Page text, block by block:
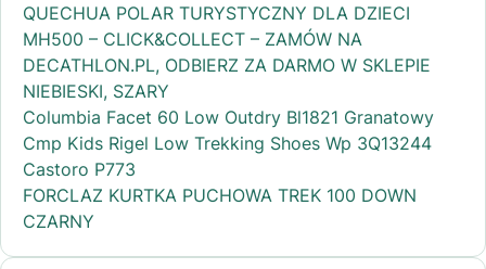
QUECHUA POLAR TURYSTYCZNY DLA DZIECI
MH500 – CLICK&COLLECT – ZAMÓW NA
DECATHLON.PL, ODBIERZ ZA DARMO W SKLEPIE
NIEBIESKI, SZARY
Columbia Facet 60 Low Outdry Bl1821 Granatowy
Cmp Kids Rigel Low Trekking Shoes Wp 3Q13244
Castoro P773
FORCLAZ KURTKA PUCHOWA TREK 100 DOWN
CZARNY